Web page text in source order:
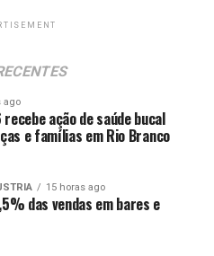
ago
ação de saúde bucal
e famílias em Rio Branco
15 horas ago
das vendas em bares e